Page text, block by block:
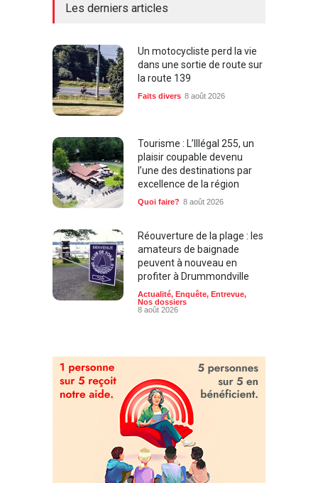
Les derniers articles
Un motocycliste perd la vie
dans une sortie de route sur
la route 139
Faits divers 8 août 2026
Tourisme : L’Illégal 255, un
plaisir coupable devenu
l’une des destinations par
excellence de la région
Quoi faire? 8 août 2026
Réouverture de la plage : les
amateurs de baignade
peuvent à nouveau en
profiter à Drummondville
Actualité, Enquête, Entrevue,
Nos dossiers
8 août 2026